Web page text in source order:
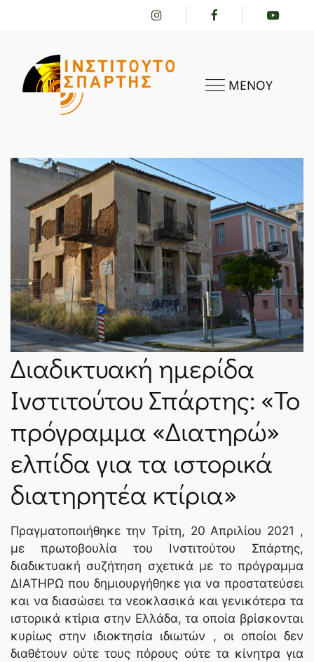
ΜΕΝΟΥ
ΑΡΧΙΚΗ
ΤΟ ΙΝΣΤΙΤΟΎΤΟ
ΔΡΑΣΤΗΡΙΌΤΗΤΕΣ
ΝΈΑ
SPARTANET
E-JOURNAL
Διαδικτυακή ημερίδα
Ινστιτούτου Σπάρτης: «Το
πρόγραμμα «Διατηρώ»
ελπίδα για τα ιστορικά
διατηρητέα κτίρια»
Πραγματοποιήθηκε την Τρίτη, 20 Απριλίου 2021 ,
με πρωτοβουλία του Ινστιτούτου Σπάρτης,
διαδικτυακή συζήτηση σχετικά με το πρόγραμμα
ΔΙΑΤΗΡΩ που δημιουργήθηκε για να προστατεύσει
και να διασώσει τα νεοκλασικά και γενικότερα τα
ιστορικά κτίρια στην Ελλάδα, τα οποία βρίσκονται
κυρίως στην ιδιοκτησία ιδιωτών , οι οποίοι δεν
διαθέτουν ούτε τους πόρους ούτε τα κίνητρα για